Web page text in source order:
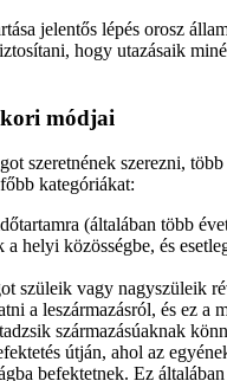
jelentős lépés orosz
hogy utazásaik
módjai
szeretnének szerezni,
kategóriákat:
(általában több
helyi közösségbe, és
szüleik vagy nagyszüleik
a leszármazásról, és ez a
származásúaknak
útján, ahol az
befektetnek. Ez